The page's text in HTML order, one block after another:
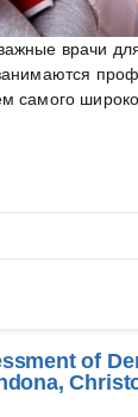
врачи
самого
of